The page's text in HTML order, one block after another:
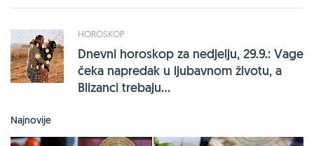
HOROSKOP
Dnevni horoskop za nedjelju, 29.9.: Vage
čeka napredak u ljubavnom životu, a
Blizanci trebaju...
Najnovije